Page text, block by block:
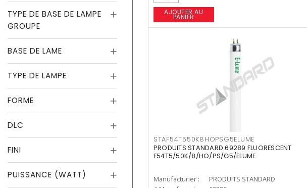
TYPE DE BASE DE LAMPE
GROUPE
BASE DE LAME
TYPE DE LAMPE
FORME
DLC
FINI
PUISSANCE (WATT)
AJOUTER AU
PANIER
STAF54T550K8HOPSG5ELUME
PRODUITS STANDARD 69289 FLUORESCENT
F54T5/50K/8/HO/PS/G5/ELUME
Manufacturier :
PRODUITS STANDARD